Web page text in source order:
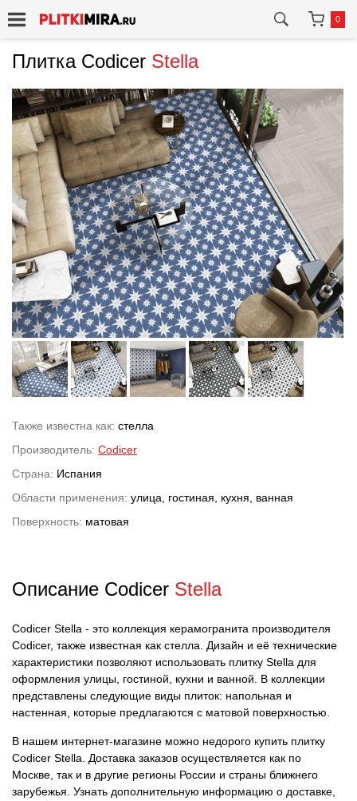
0
Плитка Codicer Stella
Также известна как: стелла
Производитель: Codicer
Страна: Испания
Области применения: улица, гостиная, кухня, ванная
Поверхность: матовая
Описание Codicer Stella
Codicer Stella - это коллекция керамогранита производителя
Codicer, также известная как стелла. Дизайн и её технические
характеристики позволяют использовать плитку Stella для
оформления улицы, гостиной, кухни и ванной. В коллекции
представлены следующие виды плиток: напольная и
настенная, которые предлагаются с матовой поверхностью.
В нашем интернет-магазине можно недорого купить плитку
Codicer Stella. Доставка заказов осуществляется как по
Москве, так и в другие регионы России и страны ближнего
зарубежья. Узнать дополнительную информацию о доставке,